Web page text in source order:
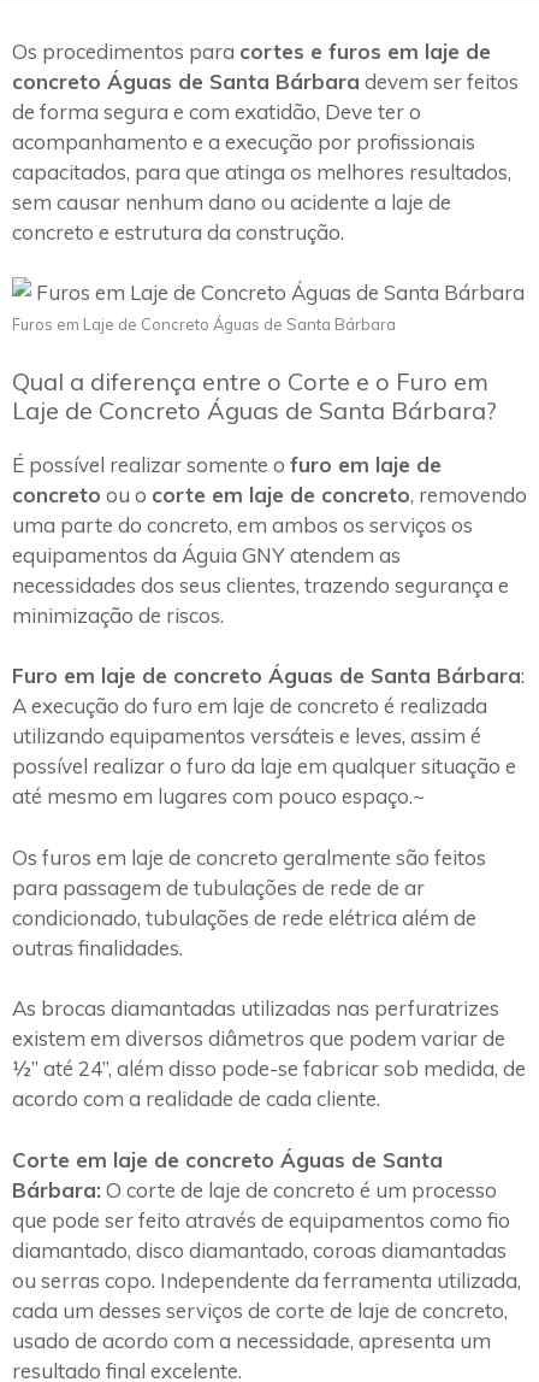
Os procedimentos para cortes e furos em laje de
concreto Águas de Santa Bárbara devem ser feitos
de forma segura e com exatidão, Deve ter o
acompanhamento e a execução por profissionais
capacitados, para que atinga os melhores resultados,
sem causar nenhum dano ou acidente a laje de
concreto e estrutura da construção.
Furos em Laje de Concreto Águas de Santa Bárbara
Qual a diferença entre o Corte e o Furo em
Laje de Concreto Águas de Santa Bárbara?
É possível realizar somente o furo em laje de
concreto ou o corte em laje de concreto, removendo
uma parte do concreto, em ambos os serviços os
equipamentos da Águia GNY atendem as
necessidades dos seus clientes, trazendo segurança e
minimização de riscos.
Furo em laje de concreto Águas de Santa Bárbara:
A execução do furo em laje de concreto é realizada
utilizando equipamentos versáteis e leves, assim é
possível realizar o furo da laje em qualquer situação e
até mesmo em lugares com pouco espaço.~
Os furos em laje de concreto geralmente são feitos
para passagem de tubulações de rede de ar
condicionado, tubulações de rede elétrica além de
outras finalidades.
As brocas diamantadas utilizadas nas perfuratrizes
existem em diversos diâmetros que podem variar de
½” até 24”, além disso pode-se fabricar sob medida, de
acordo com a realidade de cada cliente.
Corte em laje de concreto Águas de Santa
Bárbara: O corte de laje de concreto é um processo
que pode ser feito através de equipamentos como fio
diamantado, disco diamantado, coroas diamantadas
ou serras copo. Independente da ferramenta utilizada,
cada um desses serviços de corte de laje de concreto,
usado de acordo com a necessidade, apresenta um
resultado final excelente.